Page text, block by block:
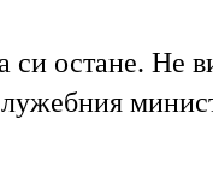
си остане. Не